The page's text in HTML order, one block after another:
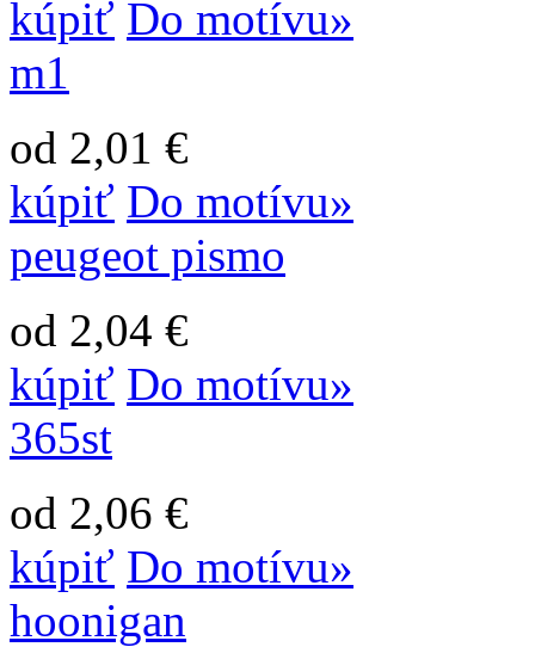
kúpiť Do motívu»
m1
od 2,01 €
kúpiť Do motívu»
peugeot pismo
od 2,04 €
kúpiť Do motívu»
365st
od 2,06 €
kúpiť Do motívu»
hoonigan